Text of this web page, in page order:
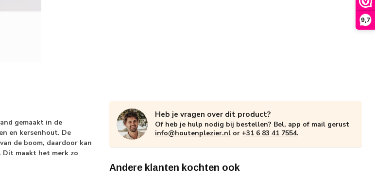
9,7
gemaakt in de
en kersenhout. De
de boom, daardoor kan
Dit maakt het merk zo
Heb je vragen over dit product?
Of heb je hulp nodig bij bestellen? Bel, app of mail gerust
info@houtenplezier.nl or +31 6 83 41 7554.
Andere klanten kochten ook